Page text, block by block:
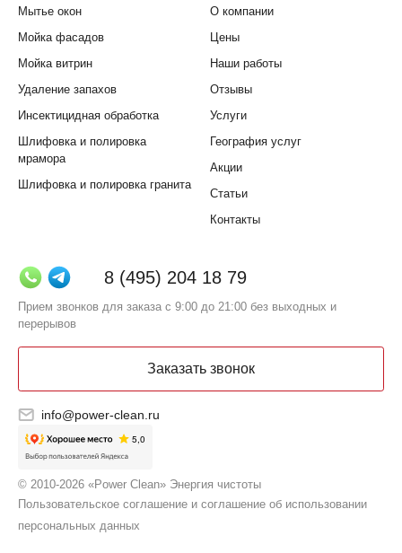
8 (495) 204 18 79
Прием звонков для заказа с 9:00 до 21:00 без выходных и
перерывов
Заказать звонок
info@power-clean.ru
© 2010-2026 «Power Clean» Энергия чистоты
Пользовательское соглашение и соглашение об использовании
персональных данных
Мытье окон
Мойка фасадов
Мойка витрин
Удаление запахов
Инсектицидная обработка
Шлифовка и полировка
мрамора
Шлифовка и полировка гранита
О компании
Цены
Наши работы
Отзывы
Услуги
География услуг
Акции
Статьи
Контакты